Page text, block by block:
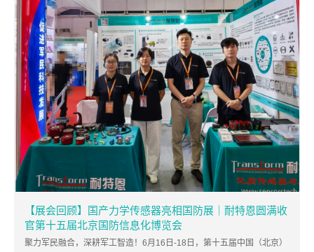
【展会回顾】国产力学传感器亮相国防展｜耐特恩圆满收
官第十五届北京国防信息化博览会
聚力军民融合，深耕军工智造！6月16日-18日，第十五届中国（北京）